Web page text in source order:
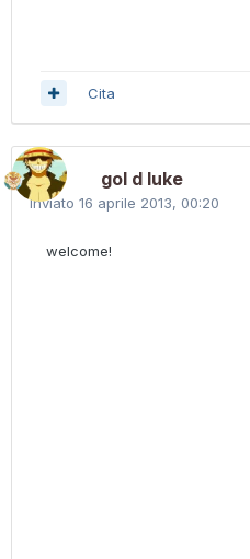
Cita
gol d luke
Inviato 16 aprile 2013, 00:20
welcome!